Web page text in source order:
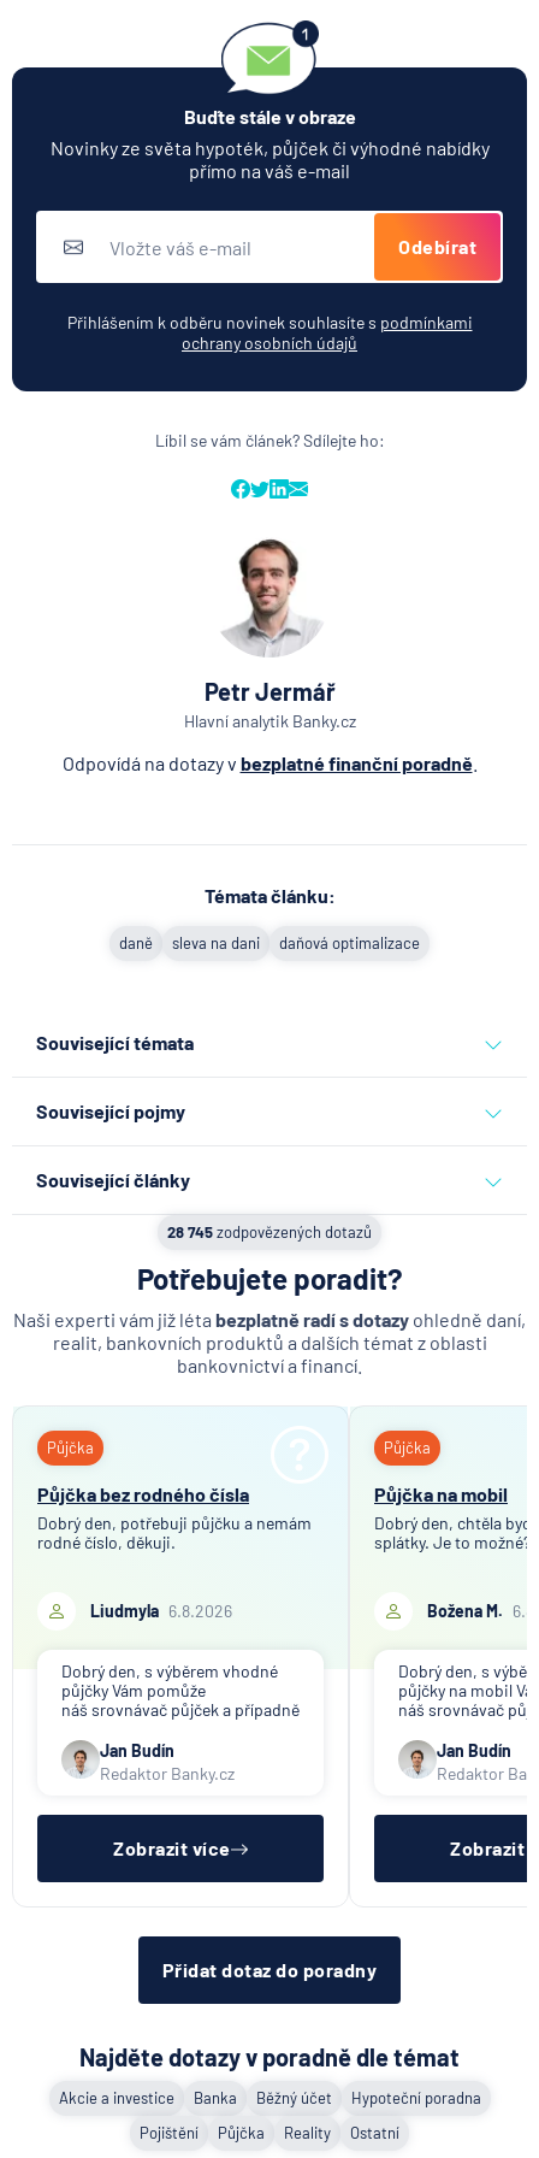
Buďte stále v obraze
Novinky ze světa hypoték, půjček či výhodné nabídky
přímo na váš e-mail
Odebírat
Přihlášením k odběru novinek souhlasíte s podmínkami
ochrany osobních údajů
Líbil se vám článek? Sdílejte ho:
Petr Jermář
Hlavní analytik Banky.cz
Odpovídá na dotazy v bezplatné finanční poradně.
Témata článku:
daně sleva na dani daňová optimalizace
Související témata
Související pojmy
Brutto vs. netto
Daňové zvýhodnění
Náklady na energie
Daňové zvýhodnění na dítě
Daň z daru nemovitosti
Daňový zákon
Související články
Co se děje po nahlášení
podvodu v Air Bank
7.8.2026 Běžný účet
klíčový je ale výhled inflace
Hypotéka
Partners Banka spouští
Když rozhoduje stres: nové
Zobrazit všechny články
28 745zodpovězených dotazů
Potřebujete poradit?
Naši experti vám již léta bezplatně radí s dotazy ohledně daní,
realit, bankovních produktů a dalších témat z oblasti
bankovnictví a financí.
Půjčka
Půjčka bez rodného čísla
Dobrý den, potřebuji půjčku a nemám
rodné číslo, děkuji.
Liudmyla 6.8.2026
Dobrý den, s výběrem vhodné
půjčky Vám pomůže
náš srovnávač půjček a případně
půjček. Pro získání půjčky je
třeba mít dostatečný příjem,
nebýt ve zkušební ani výpovědní
Jan Budín
Redaktor Banky.cz
Zobrazit více
Půjčka
Půjčka na mobil
Dobrý den, chtěla
splátky. Je to možné?
Božena M.
Dobrý den, s
půjčky na mobil
náš srovnávač
půjček. Pro získání
nákupu na
dostatečný
Jan Budín
Redaktor
Zobrazit
Přidat dotaz do poradny
Najděte dotazy v poradně dle témat
Akcie a investice Banka Běžný účet
Hypoteční poradna
Pojištění
Půjčka Reality Ostatní